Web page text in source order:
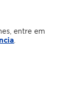
entre em